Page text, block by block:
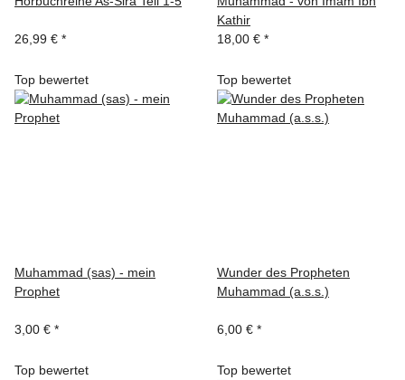
26,99 € *
Kathir
18,00 € *
Top bewertet
Muhammad (sas) - mein
Prophet
3,00 € *
Top bewertet
Wunder des Propheten
Muhammad (a.s.s.)
6,00 € *
Top bewertet Top bewertet